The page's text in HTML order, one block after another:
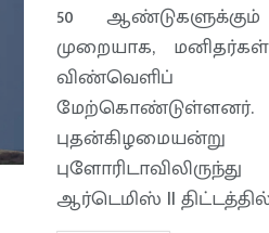
50
முறையாக,
ஆர்டெமிஸ் II